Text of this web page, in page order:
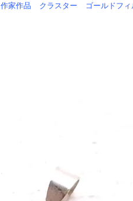
作家作品 クラスター ゴールドフィ